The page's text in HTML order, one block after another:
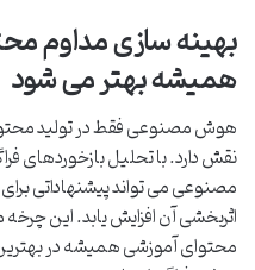
همیشه بهتر می شود
هوش مصنوعی فقط در تولید
نقش دارد. با تحلیل بازخوردهای
مصنوعی می تواند پیشنهاداتی
اثربخشی آن افزایش یابد. این
محتوای آموزشی همیشه در بهترین